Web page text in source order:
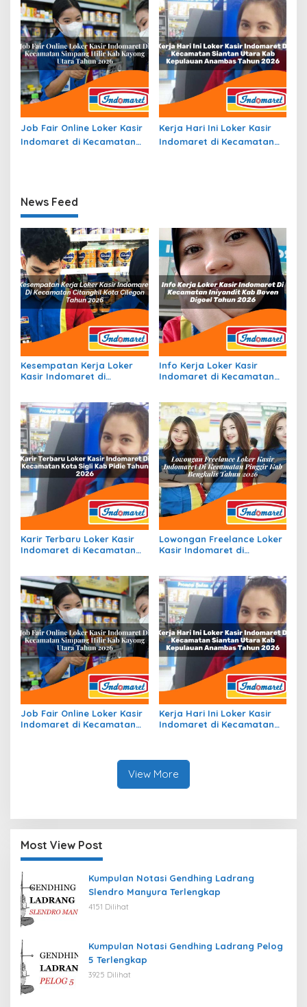
Job Fair Online Loker Kasir
Indomaret di Kecamatan
Kerja Hari Ini Loker Kasir
Indomaret di Kecamatan
News Feed
Kesempatan Kerja Loker
Kasir Indomaret di
Info Kerja Loker Kasir
Indomaret di Kecamatan
Karir Terbaru Loker Kasir
Indomaret di Kecamatan
Lowongan Freelance Loker
Kasir Indomaret di
Job Fair Online Loker Kasir
Indomaret di Kecamatan
Kerja Hari Ini Loker Kasir
Indomaret di Kecamatan
View More
Most View Post
Kumpulan Notasi Gendhing Ladrang
Slendro Manyura Terlengkap
4151 Dilihat
Kumpulan Notasi Gendhing Ladrang Pelog
5 Terlengkap
3925 Dilihat